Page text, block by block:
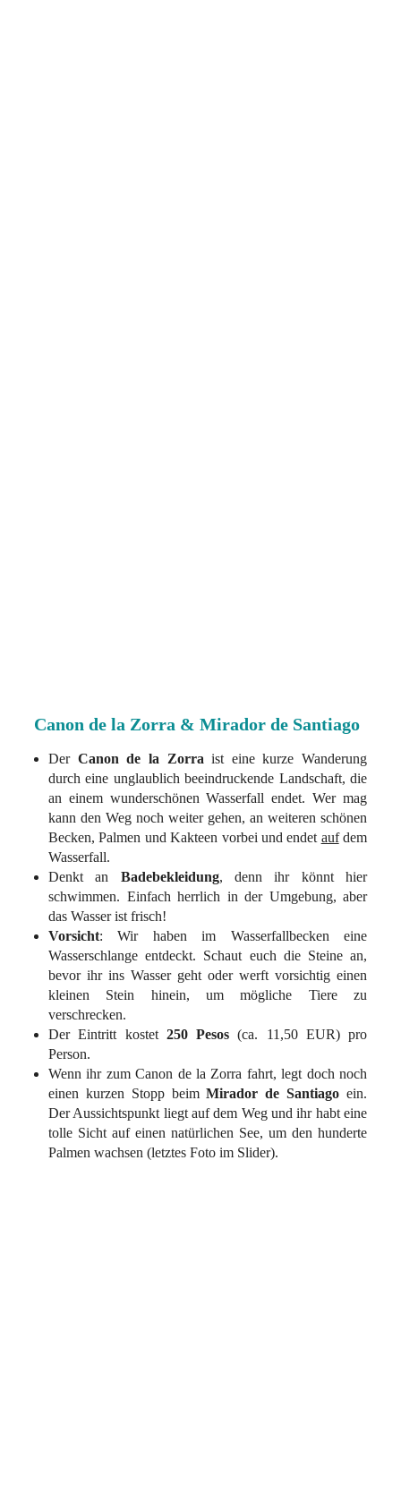
Canon de la Zorra & Mirador de Santiago
Der Canon de la Zorra ist eine kurze Wanderung
durch eine unglaublich beeindruckende Landschaft, die
an einem wunderschönen Wasserfall endet. Wer mag
kann den Weg noch weiter gehen, an weiteren schönen
Becken, Palmen und Kakteen vorbei und endet aufdem
Wasserfall.
Denkt an Badebekleidung, denn ihr könnt hier
schwimmen. Einfach herrlich in der Umgebung, aber
das Wasser ist frisch!
Vorsicht: Wir haben im Wasserfallbecken eine
Wasserschlange entdeckt. Schaut euch die Steine an,
bevor ihr ins Wasser geht oder werft vorsichtig einen
kleinen Stein hinein, um mögliche Tiere zu
verschrecken.
Der Eintritt kostet 250 Pesos (ca. 11,50 EUR) pro
Person.
Wenn ihr zum Canon de la Zorra fahrt, legt doch noch
einen kurzen Stopp beimMirador de Santiago ein.
Der Aussichtspunkt liegt auf dem Weg und ihr habt eine
tolle Sicht auf einen natürlichen See, um den hunderte
Palmen wachsen (letztes Foto im Slider).